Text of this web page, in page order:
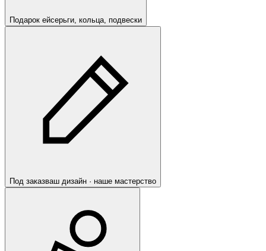
Подарок ейсерьги, кольца, подвески
Под заказваш дизайн · наше мастерство